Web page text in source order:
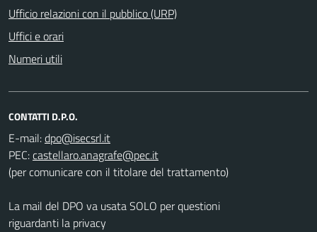
Ufficio relazioni con il pubblico (URP)
Uffici e orari
Numeri utili
CONTATTI D.P.O.
E-mail:
PEC:
(per comunicare con il titolare del trattamento)
La mail del DPO va usata SOLO per questioni
riguardanti la privacy